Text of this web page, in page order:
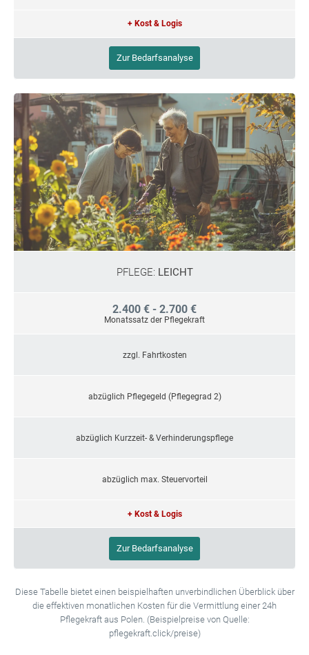
+ Kost & Logis
Zur Bedarfsanalyse
PFLEGE: LEICHT
2.400 € - 2.700 €
Monatssatz der Pflegekraft
zzgl. Fahrtkosten
abzüglich Pflegegeld (Pflegegrad 2)
abzüglich Kurzzeit- & Verhinderungspflege
abzüglich max. Steuervorteil
+ Kost & Logis
Zur Bedarfsanalyse
Diese Tabelle bietet einen beispielhaften unverbindlichen Überblick über
die effektiven monatlichen Kosten für die Vermittlung einer 24h
Pflegekraft aus Polen. (Beispielpreise von Quelle:
pflegekraft.click/preise)